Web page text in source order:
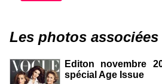
Les photos associées
Editon novembre
spécial Age Issue